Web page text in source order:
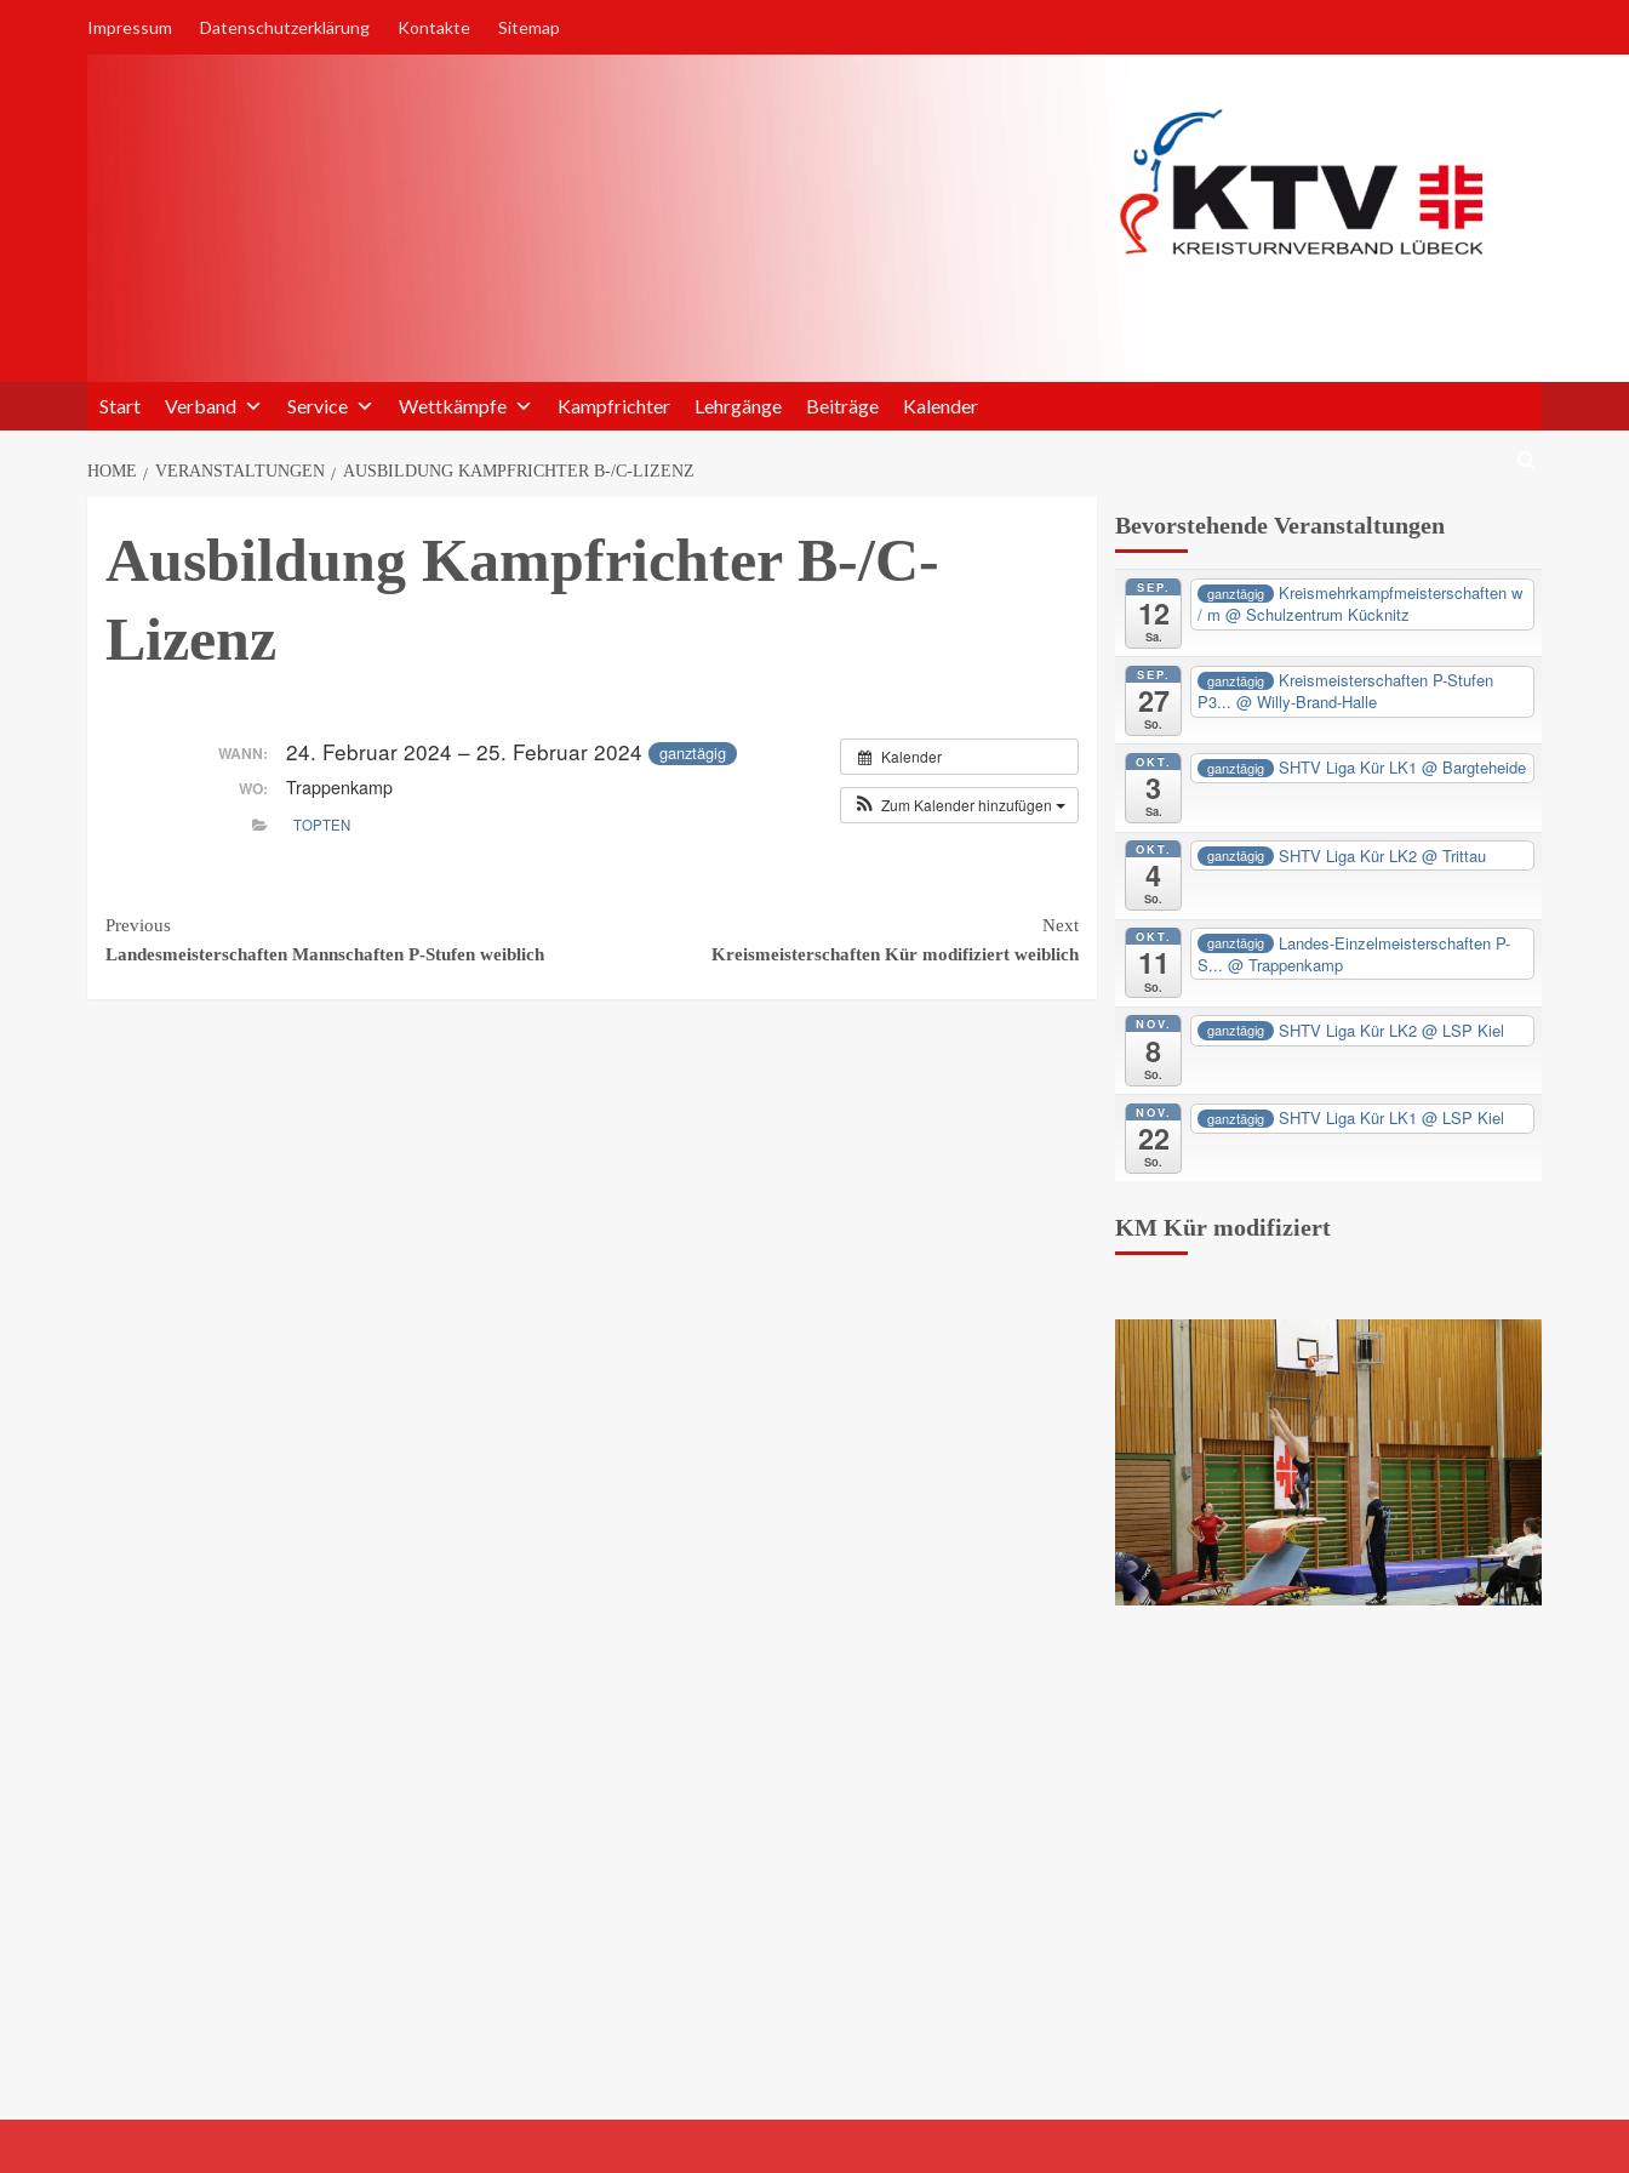
Impressum Datenschutzerklärung Kontakte Sitemap
Start Verband Service Wettkämpfe Kampfrichter Lehrgänge Beiträge Kalender
HOME VERANSTALTUNGEN AUSBILDUNG KAMPFRICHTER B-/C-LIZENZ
Ausbildung Kampfrichter B-/C-
Lizenz
Kalender
Zum Kalender hinzufügen
WANN: 24. Februar 2024 – 25. Februar 2024 ganztägig
WO: Trappenkamp
TOPTEN
Continue
Previous
Landesmeisterschaften Mannschaften P-Stufen weiblich
Next
Kreismeisterschaften Kür modifiziert weiblich
Bevorstehende Veranstaltungen
SEP.
12
Sa.
ganztägig
Kreismehrkampfmeisterschaften w
/ m@ Schulzentrum Kücknitz
SEP.
27
So.
ganztägig
Kreismeisterschaften P-Stufen
P3...@ Willy-Brand-Halle
OKT.
3
Sa.
ganztägig SHTV Liga Kür LK1 @ Bargteheide
OKT.
4
So.
ganztägig SHTV Liga Kür LK2 @ Trittau
OKT.
11
So.
ganztägig
Landes-Einzelmeisterschaften P-
S...@ Trappenkamp
NOV.
8
So.
ganztägig SHTV Liga Kür LK2 @ LSP Kiel
NOV.
22
So.
ganztägig SHTV Liga Kür LK1 @ LSP Kiel
KM Kür modifiziert